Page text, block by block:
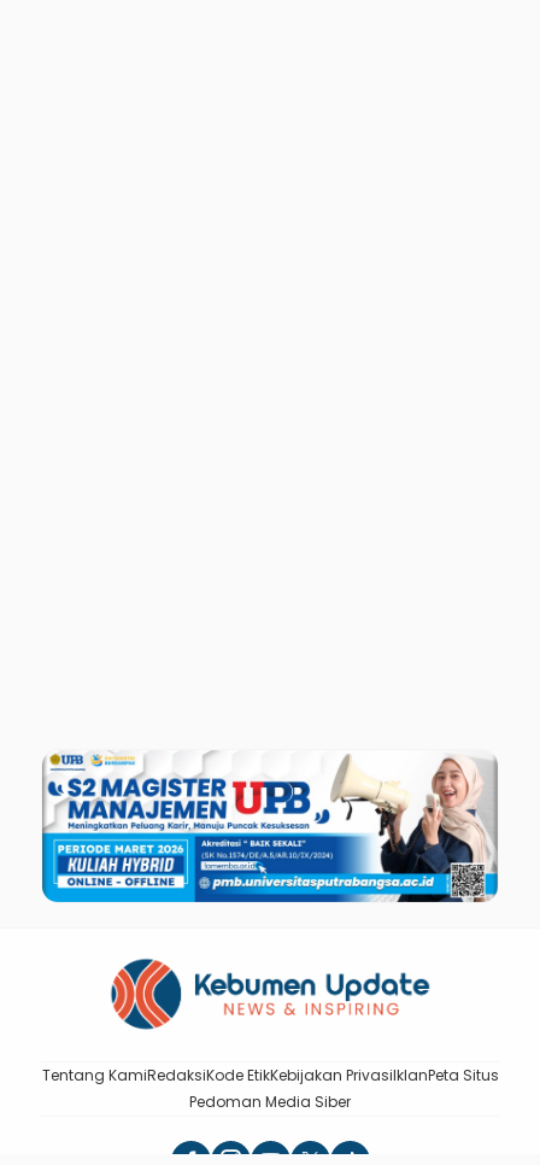
Tentang KamiRedaksiKode EtikKebijakan PrivasiIklanPeta Situs
Pedoman Media Siber